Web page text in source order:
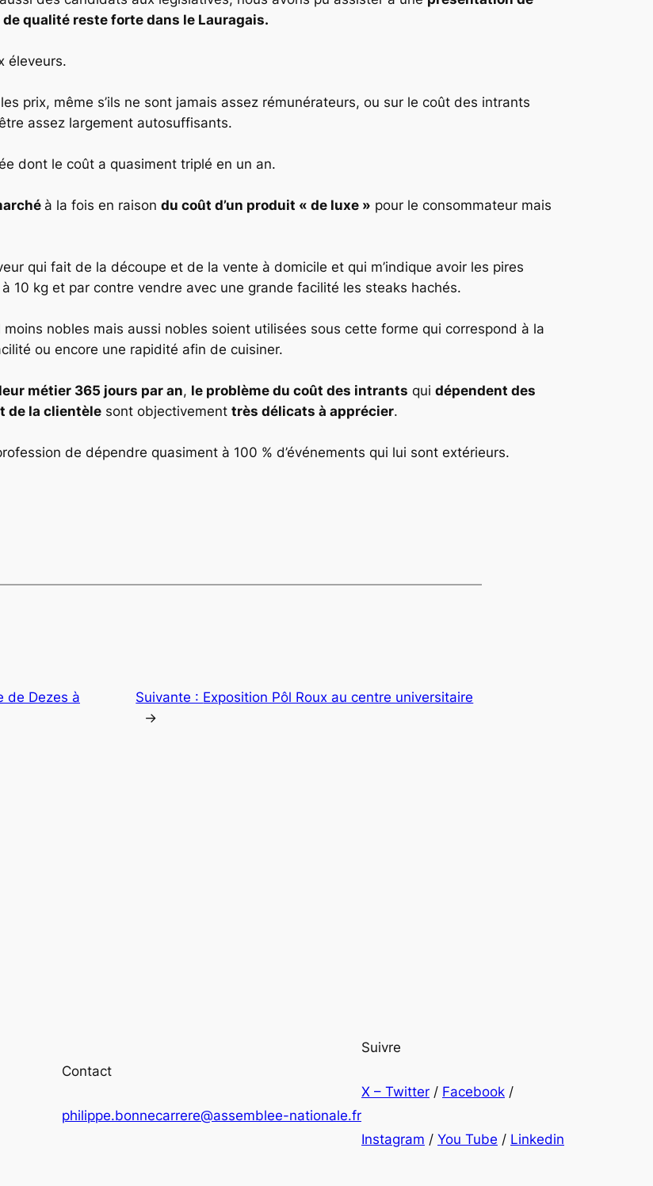
qualité reste forte dans le Lauragais.
éleveurs.
prix, même s’ils ne sont jamais assez rémunérateurs, ou sur le coût des intrants
assez largement autosuffisants.
dont le coût a quasiment triplé en un an.
à la fois en raison du coût d’un produit « de luxe » pour le consommateur mais
qui fait de la découpe et de la vente à domicile et qui m’indique avoir les pires
10 kg et par contre vendre avec une grande facilité les steaks hachés.
nobles mais aussi nobles soient utilisées sous cette forme qui correspond à la
ou encore une rapidité afin de cuisiner.
métier 365 jours par an, le problème du coût des intrants qui dépendent des
de la clientèle sont objectivement très délicats à apprécier.
de dépendre quasiment à 100 % d’événements qui lui sont extérieurs.
de Dezes à
Suivante : Exposition Pôl Roux au centre universitaire
→
Contact
philippe.bonnecarrere@assemblee-nationale.fr
Suivre
X – Twitter / Facebook /
Instagram / You Tube / Linkedin